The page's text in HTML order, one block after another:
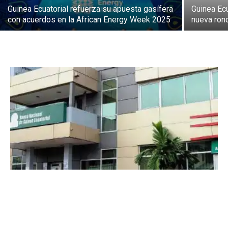
Guinea Ecuatorial refuerza su apuesta gasífera
con acuerdos en la African Energy Week 2025
Guinea
nueva